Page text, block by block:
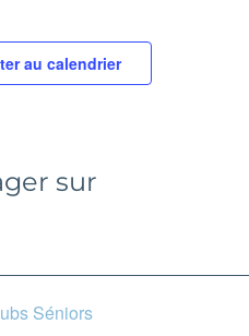
au calendrier
sur
Séniors